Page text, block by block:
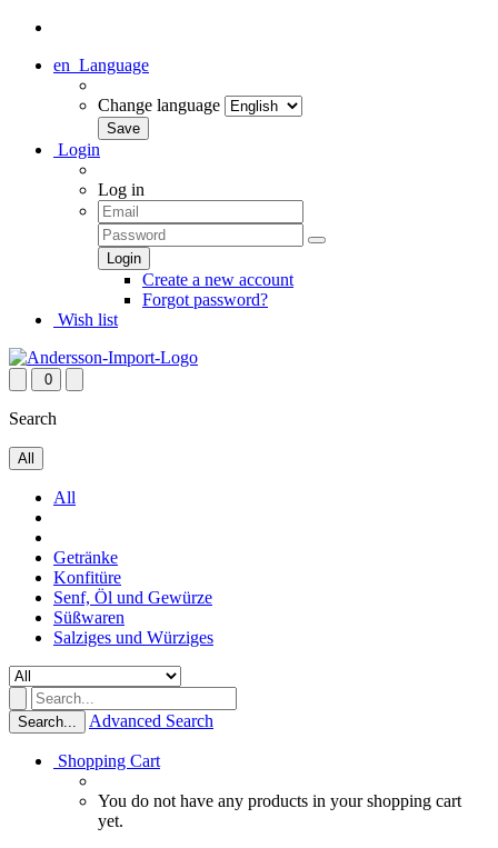
en Language
Change language
Login
Log in
Create a new account
Forgot password?
Wish list
0
Search
All
All
Getränke
Konfitüre
Senf, Öl und Gewürze
Süßwaren
Salziges und Würziges
Search... Advanced Search
Shopping Cart
You do not have any products in your shopping cart
yet.